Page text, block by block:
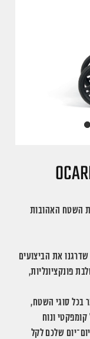
השטח האהובות
את הביצועים
פונקציונליות,
בכל סוגי השטח,
ונוח
שלכם לקל